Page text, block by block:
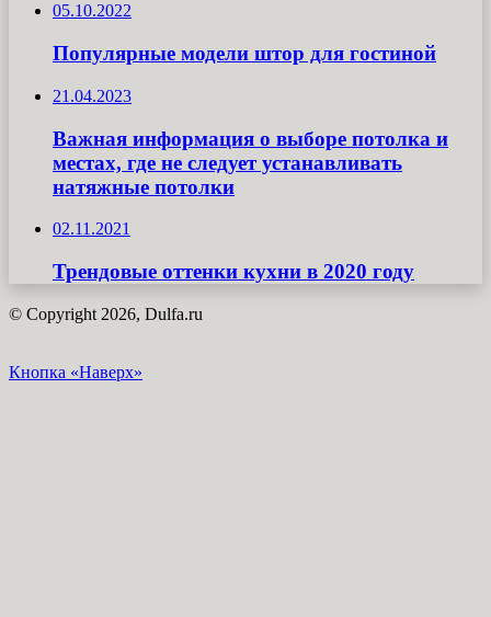
05.10.2022
Популярные модели штор для гостиной
21.04.2023
Важная информация о выборе потолка и
местах, где не следует устанавливать
натяжные потолки
02.11.2021
Трендовые оттенки кухни в 2020 году
© Copyright 2026, Dulfa.ru
Кнопка «Наверх»